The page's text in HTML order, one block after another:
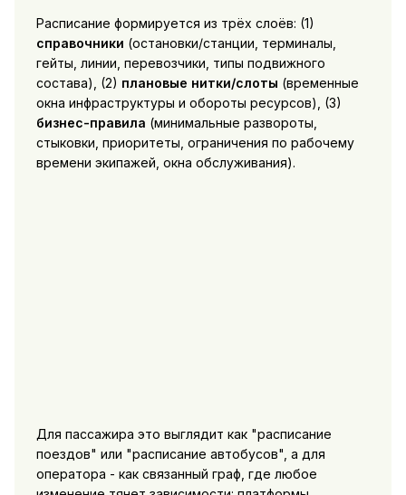
Расписание формируется из трёх слоёв: (1)
справочники (остановки/станции, терминалы,
гейты, линии, перевозчики, типы подвижного
состава), (2) плановые нитки/слоты (временные
окна инфраструктуры и обороты ресурсов), (3)
бизнес-правила (минимальные развороты,
стыковки, приоритеты, ограничения по рабочему
времени экипажей, окна обслуживания).
Для пассажира это выглядит как "расписание
поездов" или "расписание автобусов", а для
оператора - как связанный граф, где любое